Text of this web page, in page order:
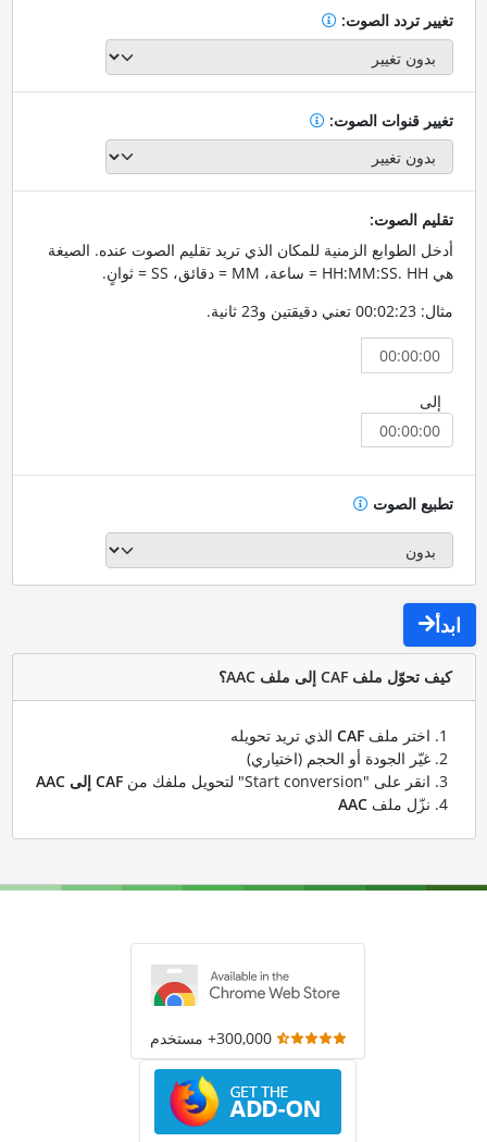
تغيير تردد الصوت:
تغيير قنوات الصوت:
تقليم الصوت:
أدخل الطوابع الزمنية للمكان الذي تريد تقليم الصوت عنده. الصيغة
هي HH:MM:SS. HH = ساعة، MM = دقائق، SS = ثوانٍ.
مثال: 00:02:23 تعني دقيقتين و23 ثانية.
إلى
تطبيع الصوت
ابدأ
كيف تحوّل ملف CAF إلى ملف AAC؟
اختر ملف CAFالذي تريد تحويله
غيّر الجودة أو الحجم (اختياري)
انقر على "Start conversion" لتحويل ملفك من
CAF إلى AAC
نزّل ملف AAC
300,000+ مستخدم